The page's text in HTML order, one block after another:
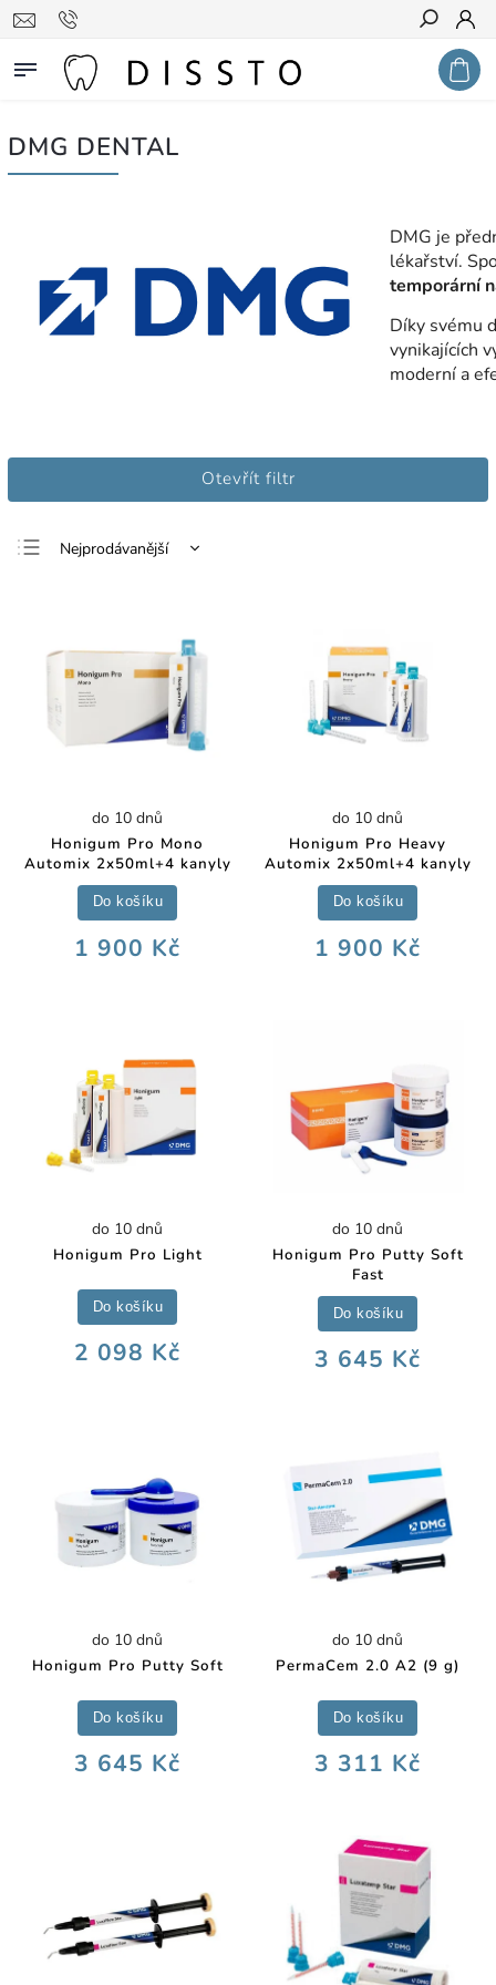
Hledat
DMG DENTAL
DMG je
lékařství.
temporární
Díky svému
vynikajících
moderní a
Otevřít filtr
Nejprodávanější
Abecedně
Honigum Pro Mono
Automix 2x50ml+4 kanyly
do 10 dnů
1 900 Kč
Do košíku
Honigum Pro Heavy
Automix 2x50ml+4 kanyly
do 10 dnů
1 900 Kč
Do košíku
Honigum Pro Light
do 10 dnů
2 098 Kč
Do košíku
Honigum Pro Putty Soft
Fast
do 10 dnů
3 645 Kč
Do košíku
Honigum Pro Putty Soft
do 10 dnů
3 645 Kč
Do košíku
PermaCem 2.0 A2 (9 g)
do 10 dnů
3 311 Kč
Do košíku